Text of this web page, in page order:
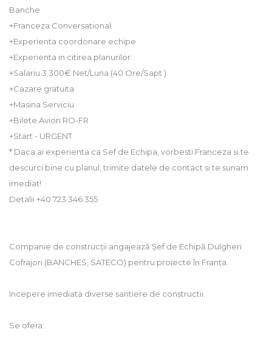
Banche
+Franceza Conversational
+Experienta coordonare echipe
+Experienta in citirea planurilor
+Salariu 3.300€ Net/Luna (40 Ore/Sapt )
+Cazare gratuita
+Masina Serviciu
+Bilete Avion RO-FR
+Start - URGENT
* Daca ai experienta ca Sef de Echipa, vorbesti Franceza si te
descurci bine cu planul, trimite datele de contact si te sunam
imediat!
Detalii +40 723 346 355
Companie de construcții angajează Șef de Echipă Dulgheri
Cofrajori (BANCHES, SATECO) pentru proiecte în Franța.
Incepere imediata diverse santiere de constructii.
Se ofera: